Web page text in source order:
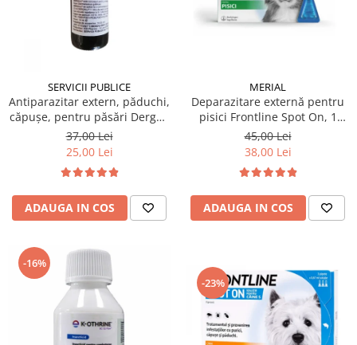
SERVICII PUBLICE
Antiparazitar extern, păduchi,
căpuşe, pentru păsări Dergall
10 ml
37,00 Lei
25,00 Lei
ADAUGA IN COS
MERIAL
Deparazitare externă pentru
pisici Frontline Spot On, 1
pipetă
45,00 Lei
38,00 Lei
ADAUGA IN COS
-16%
-23%